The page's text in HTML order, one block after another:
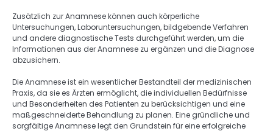
Zusätzlich zur Anamnese können auch körperliche
Untersuchungen, Laboruntersuchungen, bildgebende Verfahren
und andere diagnostische Tests durchgeführt werden, um die
Informationen aus der Anamnese zu ergänzen und die Diagnose
abzusichern.
Die Anamnese ist ein wesentlicher Bestandteil der medizinischen
Praxis, da sie es Ärzten ermöglicht, die individuellen Bedürfnisse
und Besonderheiten des Patienten zu berücksichtigen und eine
maßgeschneiderte Behandlung zu planen. Eine gründliche und
sorgfältige Anamnese legt den Grundstein für eine erfolgreiche